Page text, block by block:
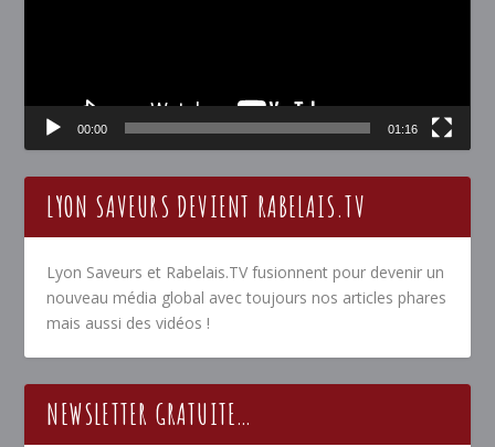
00:00 01:16
LYON SAVEURS DEVIENT RABELAIS.TV
Lyon Saveurs et Rabelais.TV fusionnent pour devenir un
nouveau média global avec toujours nos articles phares
mais aussi des vidéos !
NEWSLETTER GRATUITE…